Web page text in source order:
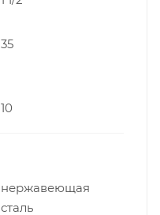
35
10
нержавеющая
сталь